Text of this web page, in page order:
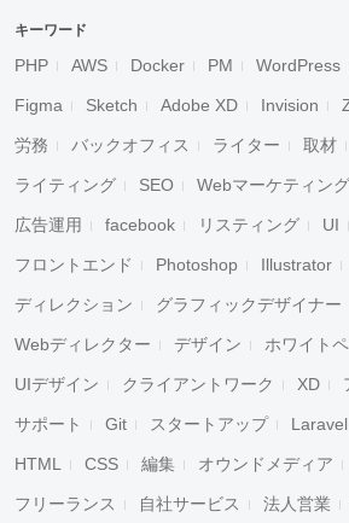
キーワード
PHP AWS Docker PM WordPress
Figma Sketch Adobe XD Invision
労務 バックオフィス ライター 取材
ライティング SEO Webマーケティング
広告運用 facebook リスティング UI
フロントエンド Photoshop Illustrator
ディレクション グラフィックデザイナー
Webディレクター デザイン ホワイト
UIデザイン クライアントワーク XD
サポート Git スタートアップ Laravel
HTML CSS 編集 オウンドメディア
フリーランス 自社サービス 法人営業